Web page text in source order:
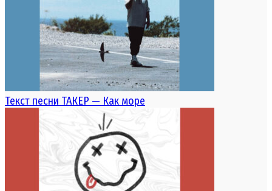
Текст песни ТАКЕР — Как море